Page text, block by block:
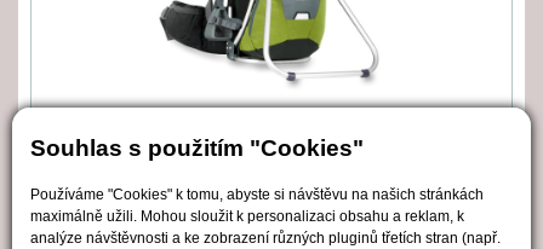
Souhlas s použitím "Cookies"
Používáme "Cookies" k tomu, abyste si návštěvu na našich stránkách
maximálně užili. Mohou sloužit k personalizaci obsahu a reklam, k
analýze návštěvnosti a ke zobrazení různých pluginů třetích stran (např.
Dacony
5 450 Kč
3 990 Kč